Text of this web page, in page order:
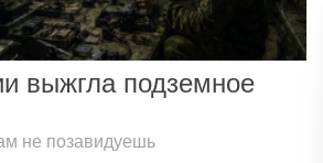
выжгла подземное
не позавидуешь